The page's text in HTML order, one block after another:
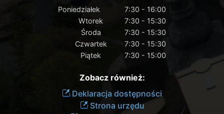
Poniedziałek
7:30 - 16:00
Wtorek
7:30 - 15:30
Środa
7:30 - 15:30
Czwartek
7:30 - 15:30
Piątek
7:30 - 15:00
Zobacz również:
Deklaracja dostępności
Strona urzędu